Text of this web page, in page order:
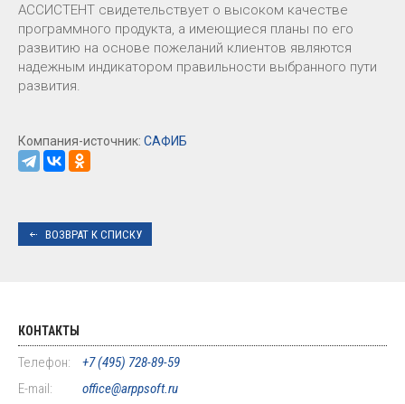
АССИСТЕНТ свидетельствует о высоком качестве
программного продукта, а имеющиеся планы по его
развитию на основе пожеланий клиентов являются
надежным индикатором правильности выбранного пути
развития.
Компания-источник: САФИБ
ВОЗВРАТ К СПИСКУ
КОНТАКТЫ
Телефон:
+7 (495) 728-89-59
E-mail:
office@arppsoft.ru